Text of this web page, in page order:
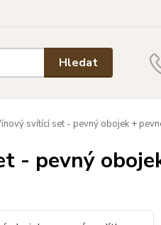
Hledat
svítící set - pevný obojek +
- pevný